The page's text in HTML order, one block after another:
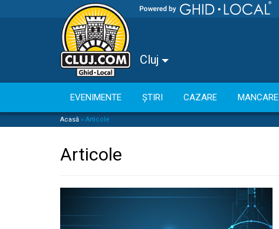
Cluj
EVENIMENTE ȘTIRI CAZARE MANCARE
Acasă » Articole
Articole